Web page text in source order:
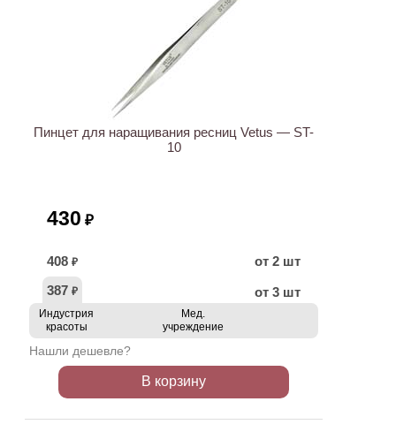
Пинцет для наращивания ресниц Vetus — ST-
10
430 ₽
408 ₽
от 2 шт
387 ₽ от 3 шт
Индустрия
красоты
Мед.
учреждение
Нашли дешевле?
В корзину